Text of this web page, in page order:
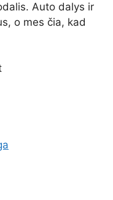
Auto dalys ir
o mes čia, kad